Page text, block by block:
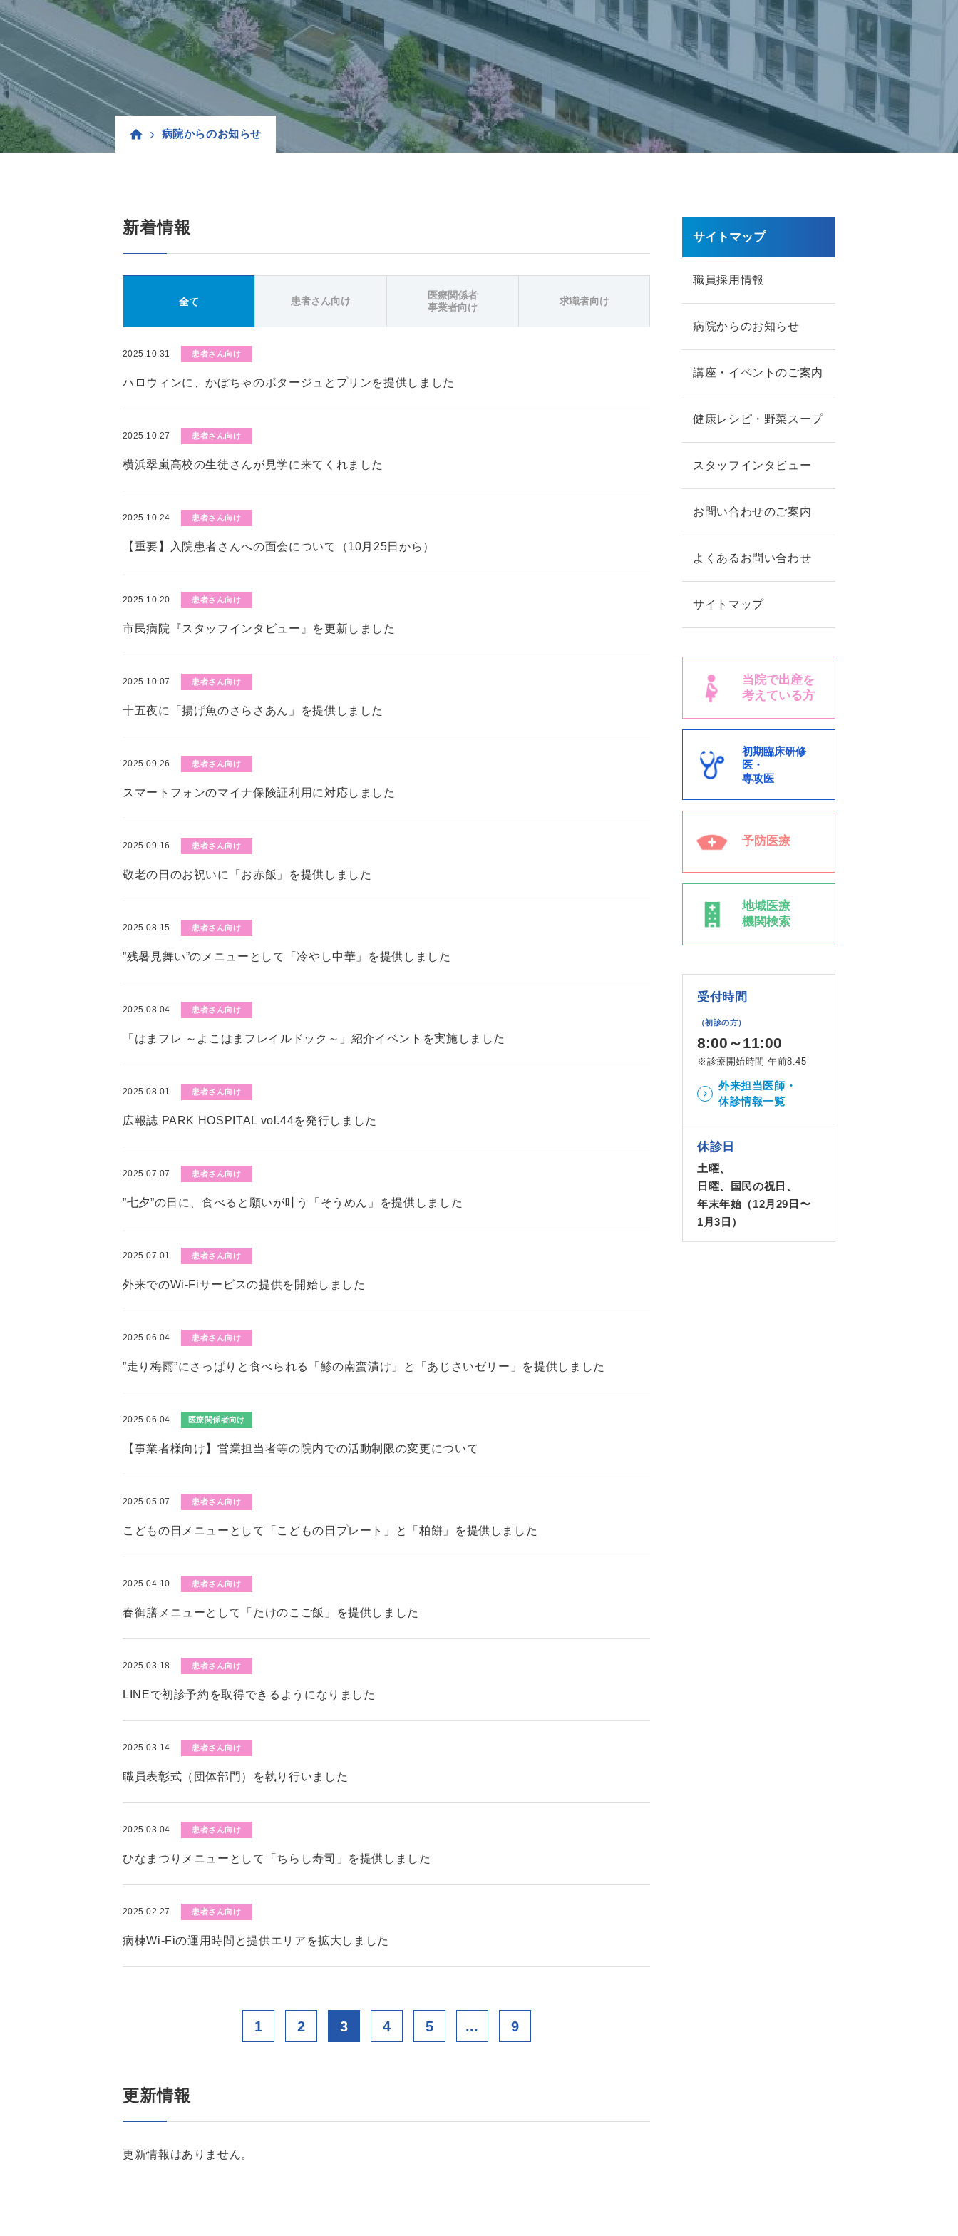
病院からのお知らせ
新着情報
全て 患者さん向け
医療関係者
事業者向け
求職者向け
2025.10.31 患者さん向け
ハロウィンに、かぼちゃのポタージュとプリンを提供しました
2025.10.27 患者さん向け
横浜翠嵐高校の生徒さんが見学に来てくれました
2025.10.24 患者さん向け
【重要】入院患者さんへの面会について（10月25日から）
2025.10.20 患者さん向け
市民病院『スタッフインタビュー』を更新しました
2025.10.07 患者さん向け
十五夜に「揚げ魚のさらさあん」を提供しました
2025.09.26 患者さん向け
スマートフォンのマイナ保険証利用に対応しました
2025.09.16 患者さん向け
敬老の日のお祝いに「お赤飯」を提供しました
2025.08.15 患者さん向け
”残暑見舞い”のメニューとして「冷やし中華」を提供しました
2025.08.04 患者さん向け
「はまフレ ～よこはまフレイルドック～」紹介イベントを実施しました
2025.08.01 患者さん向け
広報誌 PARK HOSPITAL vol.44を発行しました
2025.07.07 患者さん向け
”七夕”の日に、食べると願いが叶う「そうめん」を提供しました
2025.07.01 患者さん向け
外来でのWi-Fiサービスの提供を開始しました
2025.06.04 患者さん向け
”走り梅雨”にさっぱりと食べられる「鯵の南蛮漬け」と「あじさいゼリー」を提供しました
2025.06.04 医療関係者向け
【事業者様向け】営業担当者等の院内での活動制限の変更について
2025.05.07 患者さん向け
こどもの日メニューとして「こどもの日プレート」と「柏餅」を提供しました
2025.04.10 患者さん向け
春御膳メニューとして「たけのこご飯」を提供しました
2025.03.18 患者さん向け
LINEで初診予約を取得できるようになりました
2025.03.14 患者さん向け
職員表彰式（団体部門）を執り行いました
2025.03.04 患者さん向け
ひなまつりメニューとして「ちらし寿司」を提供しました
2025.02.27 患者さん向け
病棟Wi-Fiの運用時間と提供エリアを拡大しました
1 2 3 4 5 ... 9
更新情報
更新情報はありません。
サイトマップ
職員採用情報
病院からのお知らせ
講座・イベントのご案内
健康レシピ・野菜スープ
スタッフインタビュー
お問い合わせのご案内
よくあるお問い合わせ
サイトマップ
当院で出産を
考えている方
初期臨床研修
医・
専攻医
予防医療
地域医療
機関検索
受付時間
（初診の方）
8:00～11:00
※診療開始時間 午前8:45
外来担当医師・
休診情報一覧
休診日
土曜、
日曜、国民の祝日、
年末年始（12月29日〜
1月3日）